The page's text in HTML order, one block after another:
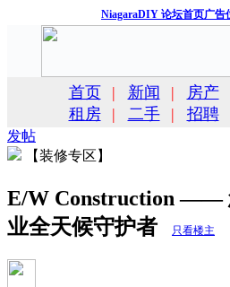
NiagaraDIY 论坛首页广告
首页 | 新闻 | 房产
租房
| 二手 | 招聘
发帖
【装修专区】
E/W Construction ——
业全天候守护者
只看楼主